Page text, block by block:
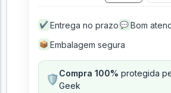
✔ Entrega no prazo 💬 Bom
📦 Embalagem segura
🛡️Compra 100% protegida
Geek